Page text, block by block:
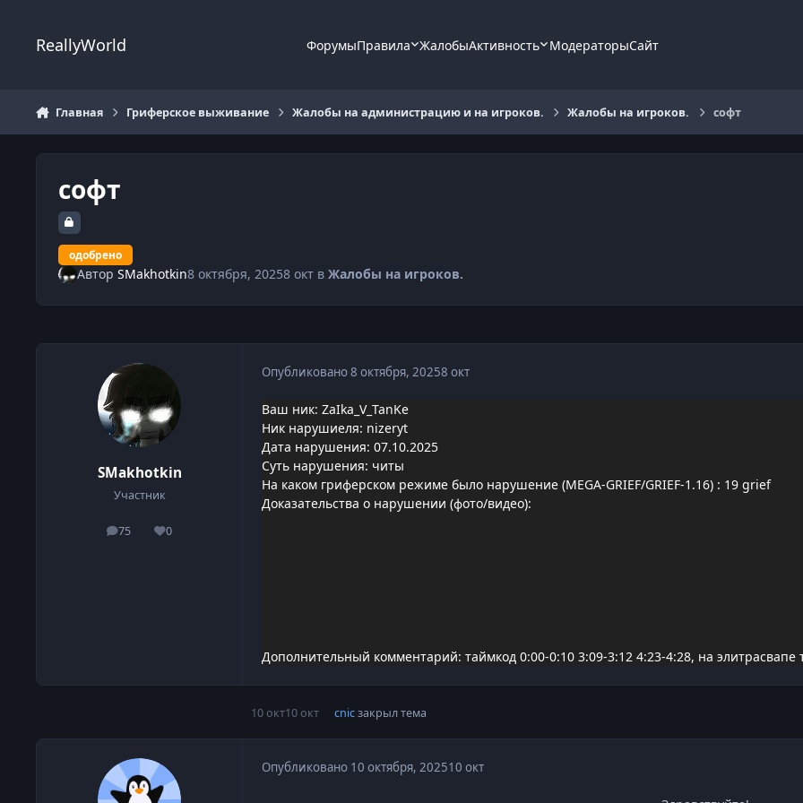
ReallyWorld ФорумыПравила ЖалобыАктивность МодераторыСайт
Главная Гриферское выживание Жалобы на администрацию и на игроков. Жалобы на игроков. софт
софт
одобрено
Автор SMakhotkin8 октября, 20258 октв Жалобы на игроков.
SMakhotkin
Участник
75
сообщения
0
Репутация
Опубликовано8 октября, 20258 окт
Ваш ник: ZaIka_V_TanKe
Ник нарушиеля: nizeryt
Дата нарушения: 07.10.2025
Суть нарушения: читы
На каком гриферском режиме было нарушение (MEGA-GRIEF/GRIEF-1.16) : 19 grief
Доказательства о нарушении (фото/видео):
Дополнительный комментарий: таймкод 0:00-0:10 3:09-3:12 4:23-4:28, на элитрасвапе
10 окт10 окт cnicзакрыл тема
Опубликовано 10 октября, 202510 окт